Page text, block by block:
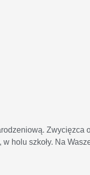
Zwycięzca
holu szkoły. Na